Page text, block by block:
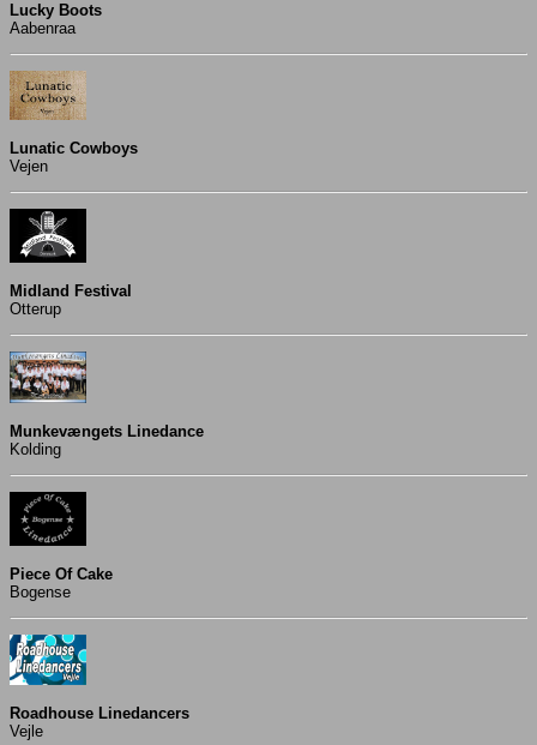
Lucky Boots
Aabenraa
Lunatic Cowboys
Vejen
Midland Festival
Otterup
Munkevængets Linedance
Kolding
Piece Of Cake
Bogense
Roadhouse Linedancers
Vejle